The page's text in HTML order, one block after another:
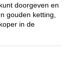
doorgeven en
gouden ketting,
in de